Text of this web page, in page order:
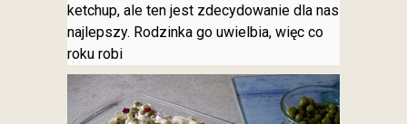
ketchup, ale ten jest zdecydowanie dla nas
najlepszy. Rodzinka go uwielbia, więc co
roku robi